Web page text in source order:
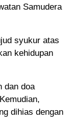
Samudera
syukur atas
kehidupan
dan doa
dihias dengan